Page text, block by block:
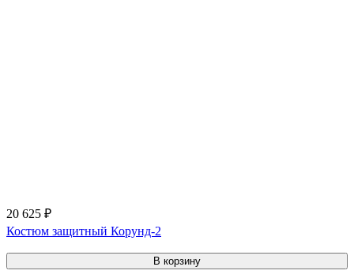
20 625 ₽
Костюм защитный Корунд-2
В корзину